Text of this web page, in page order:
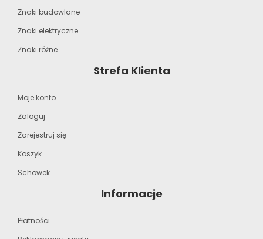
Znaki budowlane
Znaki elektryczne
Znaki różne
Strefa Klienta
Moje konto
Zaloguj
Zarejestruj się
Koszyk
Schowek
Informacje
Płatności